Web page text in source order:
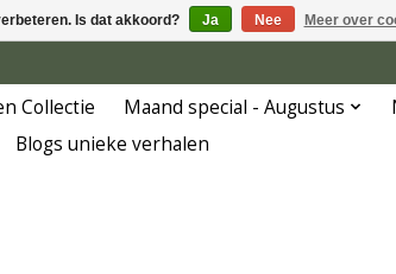
Collectie Maand special - Augustus
Blogs unieke verhalen
Is dat akkoord? Ja Nee Meer over